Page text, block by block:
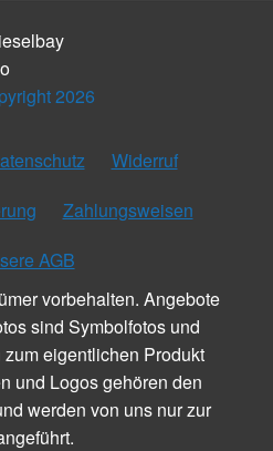
2026
Widerruf
Zahlungsweisen
AGB
vorbehalten. Angebote
sind Symbolfotos und
eigentlichen Produkt
und Logos gehören den
werden von uns nur zur